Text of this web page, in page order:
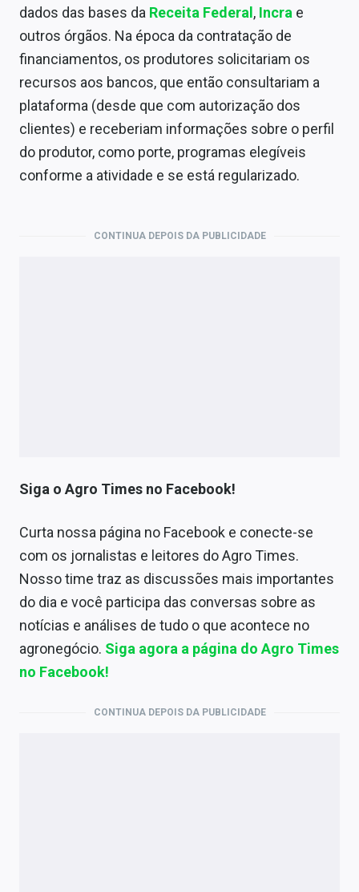
dados das bases da Receita Federal , Incra e
outros órgãos. Na época da contratação de
financiamentos, os produtores solicitariam os
recursos aos bancos, que então consultariam a
plataforma (desde que com autorização dos
clientes) e receberiam informações sobre o perfil
do produtor, como porte, programas elegíveis
conforme a atividade e se está regularizado.
CONTINUA DEPOIS DA PUBLICIDADE
Siga o Agro Times no Facebook!
Curta nossa página no Facebook e conecte-se
com os jornalistas e leitores do Agro Times.
Nosso time traz as discussões mais importantes
do dia e você participa das conversas sobre as
notícias e análises de tudo o que acontece no
agronegócio. Siga agora a página do Agro Times
no Facebook!
CONTINUA DEPOIS DA PUBLICIDADE